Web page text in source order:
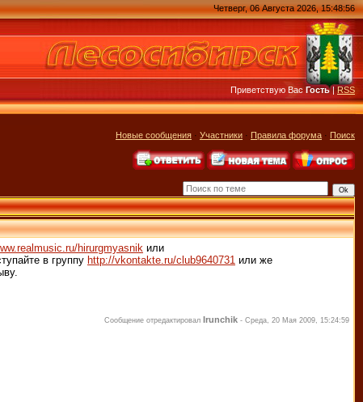
Четверг, 06 Августа 2026, 15:48:56
Приветствую ВасГость|RSS
Новые сообщения · Участники · Правила форума · Поиск
hirurgmyasnik или
в группу http://vkontakte.ru/club9640731 или же
Сообщение отредактировал Irunchik - Среда, 20 Мая 2009, 15:24:59